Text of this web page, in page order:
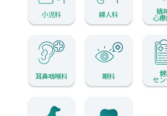
小児科 婦人科 精
心
耳鼻咽喉科 眼科 セ